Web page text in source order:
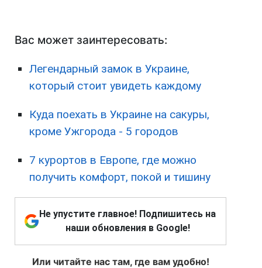
Вас может заинтересовать:
Легендарный замок в Украине,
который стоит увидеть каждому
Куда поехать в Украине на сакуры,
кроме Ужгорода - 5 городов
7 курортов в Европе, где можно
получить комфорт, покой и тишину
Не упустите главное! Подпишитесь на
наши обновления в Google!
Или читайте нас там, где вам удобно!